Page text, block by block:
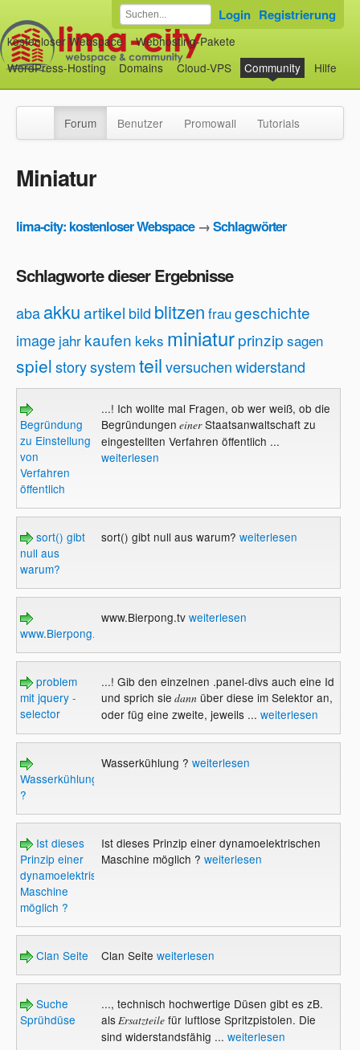
kostenloser Webspace
Webhosting-Pakete
WordPress-Hosting
Domains Cloud-VPS Community Hilfe
Login Registrierung
Forum Benutzer Promowall Tutorials
Miniatur
lima-city: kostenloser Webspace→Schlagwörter
Schlagworte dieser Ergebnisse
abaakkuartikel bild blitzen fraugeschichte
image jahr kaufen keks miniaturprinzip sagen
spielstorysystemteilversuchenwiderstand
Begründung
zu Einstellung
von
Verfahren
öffentlich
...! Ich wollte mal Fragen, ob wer weiß, ob die
Begründungen einerStaatsanwaltschaft zu
eingestellten Verfahren öffentlich ...
weiterlesen
sort() gibt
null aus
warum?
sort() gibt null aus warum? weiterlesen
www.Bierpong.tv
www.Bierpong.tv weiterlesen
problem
mit jquery -
selector
...! Gib den einzelnen .panel-divs auch eine Id
und sprich sie dannüber diese im Selektor an,
oder füg eine zweite, jeweils ... weiterlesen
Wasserkühlung
?
Wasserkühlung ? weiterlesen
Ist dieses
Prinzip einer
dynamoelektrischen
Maschine
möglich ?
Ist dieses Prinzip einer dynamoelektrischen
Maschine möglich ? weiterlesen
Clan Seite Clan Seite weiterlesen
Suche
Sprühdüse
..., technisch hochwertige Düsen gibt es zB.
alsErsatzteilefür luftlose Spritzpistolen. Die
sind widerstandsfähig ... weiterlesen